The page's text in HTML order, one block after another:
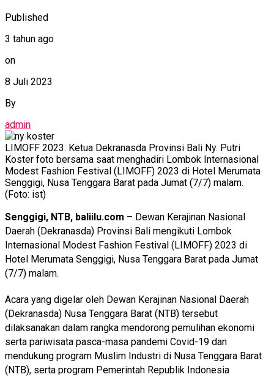
Published
3 tahun ago
on
8 Juli 2023
By
admin
LIMOFF 2023: Ketua Dekranasda Provinsi Bali Ny. Putri
Koster foto bersama saat menghadiri Lombok Internasional
Modest Fashion Festival (LIMOFF) 2023 di Hotel Merumata
Senggigi, Nusa Tenggara Barat pada Jumat (7/7) malam.
(Foto: ist)
Senggigi, NTB, baliilu.com – Dewan Kerajinan Nasional
Daerah (Dekranasda) Provinsi Bali mengikuti Lombok
Internasional Modest Fashion Festival (LIMOFF) 2023 di
Hotel Merumata Senggigi, Nusa Tenggara Barat pada Jumat
(7/7) malam.
Acara yang digelar oleh Dewan Kerajinan Nasional Daerah
(Dekranasda) Nusa Tenggara Barat (NTB) tersebut
dilaksanakan dalam rangka mendorong pemulihan ekonomi
serta pariwisata pasca-masa pandemi Covid-19 dan
mendukung program Muslim Industri di Nusa Tenggara Barat
(NTB), serta program Pemerintah Republik Indonesia